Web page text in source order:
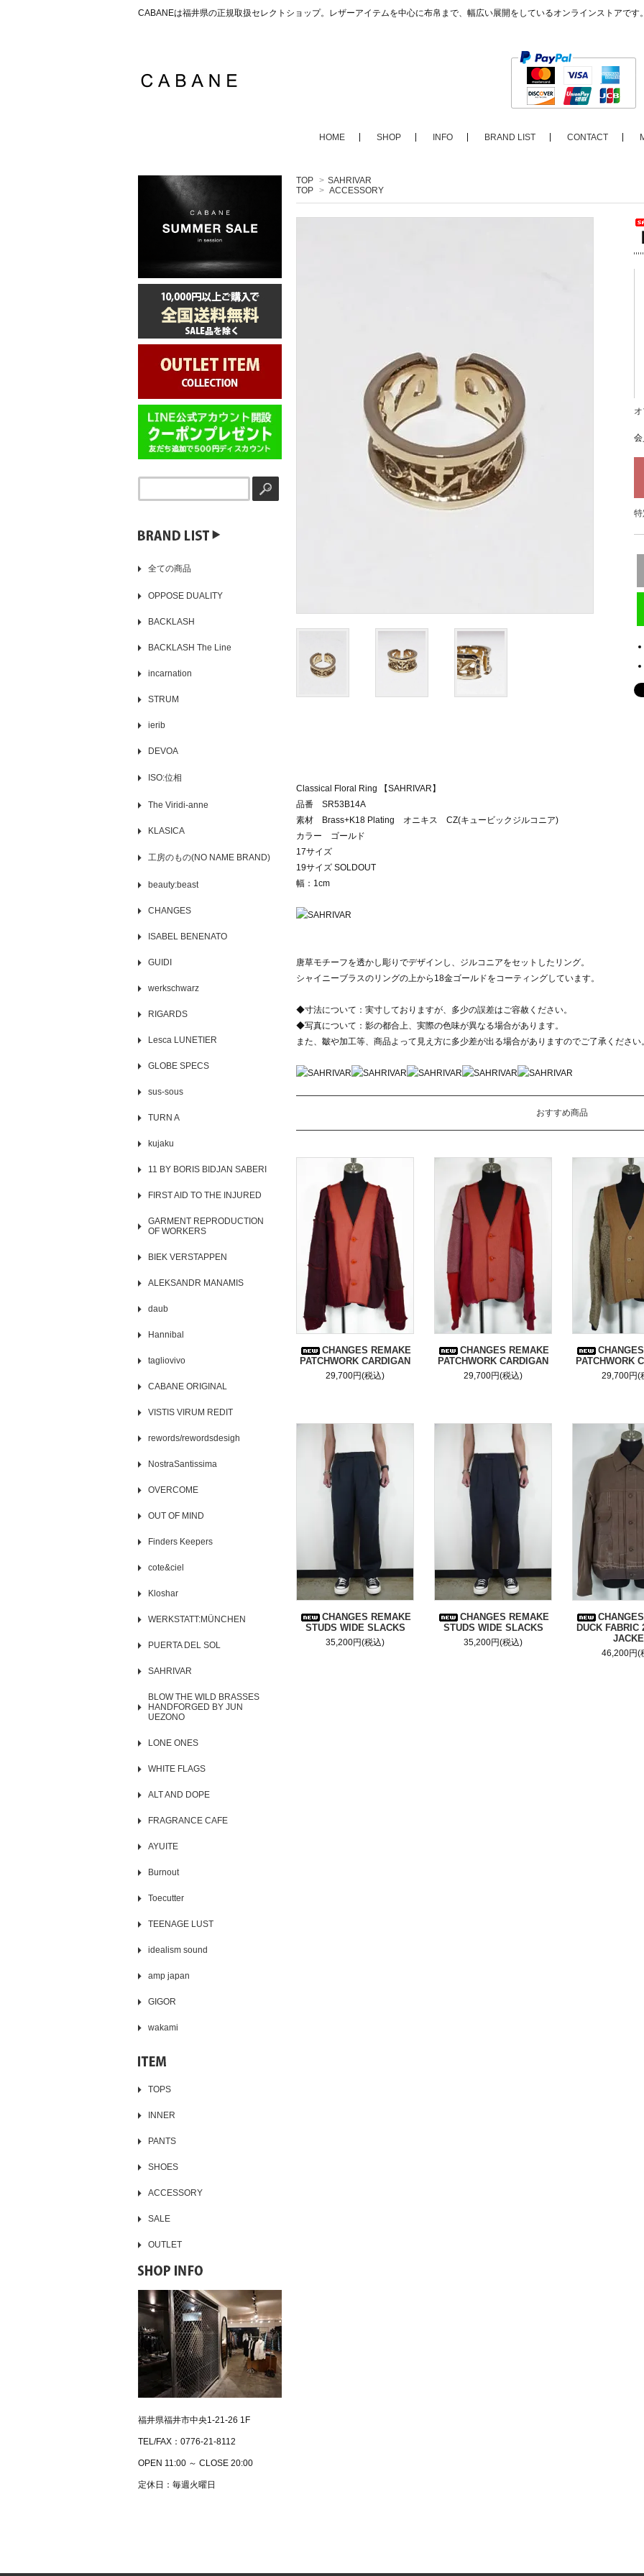
CABANEは福井県の正規取扱セレクトショップ。レザーアイテムを中心に布帛まで、幅広い展開をしているオンラインストアです
HOME SHOP INFO BRAND LIST CONTACT
TOP > SAHRIVAR
TOP > ACCESSORY
Classical Floral Ring 【SAHRIVAR】
品番 SR53B14A
素材 Brass+K18 Plating オニキス CZ(キュービックジルコニア)
カラー ゴールド
17サイズ
19サイズ SOLDOUT
幅：1cm
唐草モチーフを透かし彫りでデザインし、ジルコニアをセットしたリング。
シャイニーブラスのリングの上から18金ゴールドをコーティングしています。
◆寸法について：実寸しておりますが、多少の誤差はご容赦ください。
◆写真について：影の都合上、実際の色味が異なる場合があります。
また、皺や加工等、商品よって見え方に多少差が出る場合がありますのでご了承ください
おすすめ商品
CHANGES REMAKE
PATCHWORK CARDIGAN
29,700円(税込)
CHANGES REMAKE
PATCHWORK CARDIGAN
29,700円(税込)
PATCHWORK
29,700円(
CHANGES REMAKE
STUDS WIDE SLACKS
35,200円(税込)
CHANGES REMAKE
STUDS WIDE SLACKS
35,200円(税込)
DUCK FABRIC
46,200円(
▶️
全ての商品
OPPOSE DUALITY
BACKLASH
BACKLASH The Line
incarnation
STRUM
ierib
DEVOA
ISO:位相
The Viridi-anne
KLASICA
工房のもの(NO NAME BRAND)
beauty:beast
CHANGES
ISABEL BENENATO
GUIDI
werkschwarz
RIGARDS
Lesca LUNETIER
GLOBE SPECS
sus-sous
TURN A
kujaku
11 BY BORIS BIDJAN SABERI
FIRST AID TO THE INJURED
GARMENT REPRODUCTION
OF WORKERS
BIEK VERSTAPPEN
ALEKSANDR MANAMIS
daub
Hannibal
tagliovivo
CABANE ORIGINAL
VISTIS VIRUM REDIT
rewords/rewordsdesigh
NostraSantissima
OVERCOME
OUT OF MIND
Finders Keepers
cote&ciel
Kloshar
WERKSTATT:MÜNCHEN
PUERTA DEL SOL
SAHRIVAR
BLOW THE WILD BRASSES
HANDFORGED BY JUN
UEZONO
LONE ONES
WHITE FLAGS
ALT AND DOPE
FRAGRANCE CAFE
AYUITE
Burnout
Toecutter
TEENAGE LUST
idealism sound
amp japan
GIGOR
wakami
TOPS
INNER
PANTS
SHOES
ACCESSORY
SALE
OUTLET
福井県福井市中央1-21-26 1F
TEL/FAX：0776-21-8112
OPEN 11:00 ～ CLOSE 20:00
定休日：毎週火曜日